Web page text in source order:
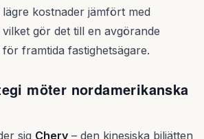
kostnader jämfört med
gör det till en avgörande
framtida fastighetsägare.
möter nordamerikanska
sig Chery – den kinesiska biljätten